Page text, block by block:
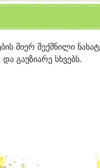
მიერ შექმნილი
გაუზიარე სხვებს.